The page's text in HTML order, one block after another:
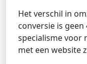
Het verschil in
conversie is geen
specialisme voor
met een website